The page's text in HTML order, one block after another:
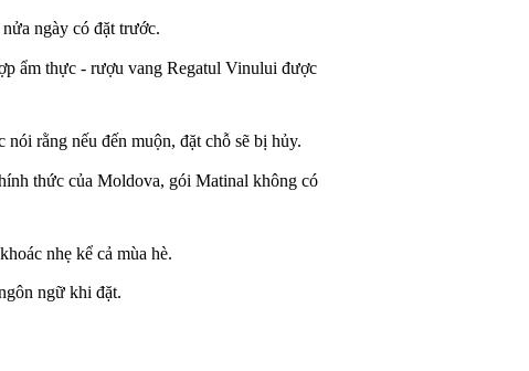
ngày có đặt trước.
ẩm thực - rượu vang Regatul Vinului được
rằng nếu đến muộn, đặt chỗ sẽ bị hủy.
thức của Moldova, gói Matinal không có
nhẹ kể cả mùa hè.
ngữ khi đặt.